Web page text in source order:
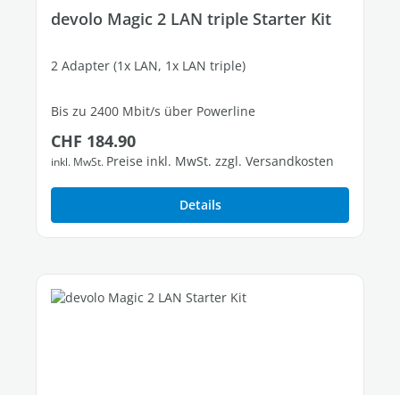
devolo Magic 2 LAN triple Starter Kit
2 Adapter (1x LAN, 1x LAN triple)
Bis zu 2400 Mbit/s über Powerline
3 freie Gigabit-LAN-Ports
Regulärer Preis:
CHF 184.90
inkl. MwSt. Preise inkl. MwSt. zzgl. Versandkosten
Details